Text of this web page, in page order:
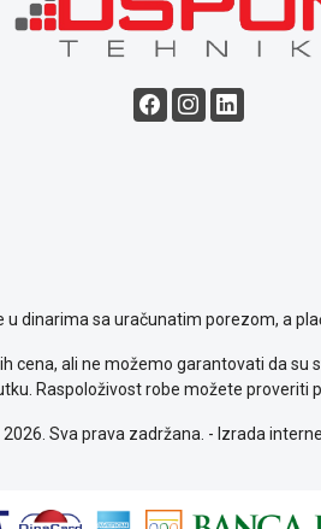
u dinarima sa uračunatim porezom, a
cena, ali ne možemo garantovati da
Raspoloživost robe možete
2026. Sva prava zadržana. - Izrada